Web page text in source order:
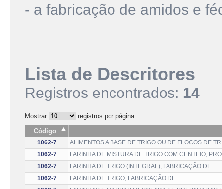
- a fabricação de amidos e
Lista de Descritores
Registros encontrados: 14
Mostrar
registros por página
Código
1062-7
ALIMENTOS A BASE DE TRIGO OU DE FLOCOS DE
1062-7
FARINHA DE MISTURA DE TRIGO COM CENTEIO;
1062-7
FARINHA DE TRIGO (INTEGRAL); FABRICAÇÃO DE
1062-7
FARINHA DE TRIGO; FABRICAÇÃO DE